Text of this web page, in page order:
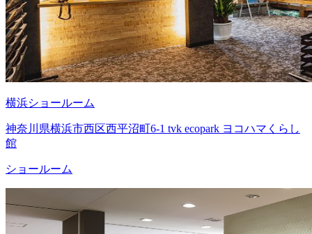
横浜ショールーム
神奈川県横浜市西区西平沼町6-1 tvk ecopark ヨコハマくらし
館
ショールーム